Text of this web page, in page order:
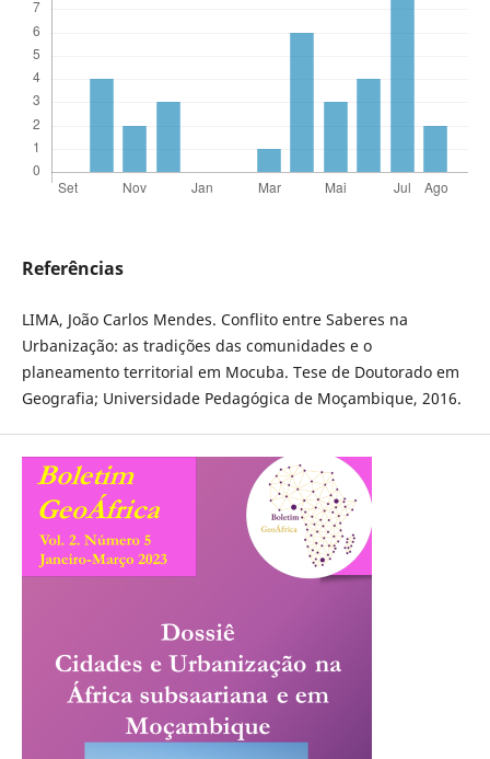
Referências
LIMA, João Carlos Mendes. Conflito entre Saberes na
Urbanização: as tradições das comunidades e o
planeamento territorial em Mocuba. Tese de Doutorado em
Geografia; Universidade Pedagógica de Moçambique, 2016.